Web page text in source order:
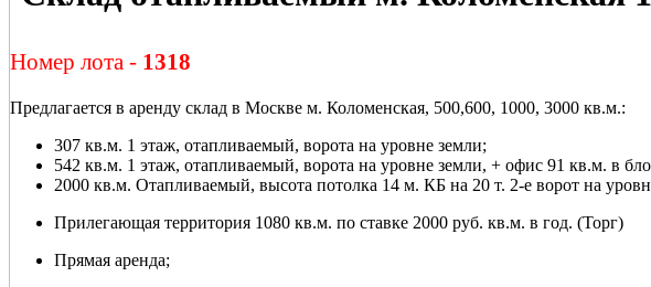
Номер лота - 1318
Предлагается в аренду склад в Москве м. Коломенская, 500,600, 1000, 3000 кв.м.:
307 кв.м. 1 этаж, отапливаемый, ворота на уровне земли;
542 кв.м. 1 этаж, отапливаемый, ворота на уровне земли, + офис 91 кв.м. в
2000 кв.м. Отапливаемый, высота потолка 14 м. КБ на 20 т. 2-е ворот на
Прилегающая территория 1080 кв.м. по ставке 2000 руб. кв.м. в год. (Торг)
Прямая аренда;